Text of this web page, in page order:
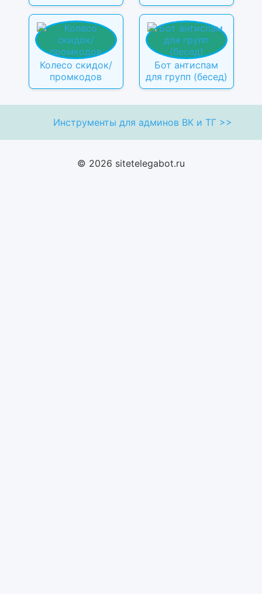
Колесо скидок/
промкодов
Бот антиспам
для групп (бесед)
Инструменты для админов ВК и ТГ >>
© 2026 sitetelegabot.ru